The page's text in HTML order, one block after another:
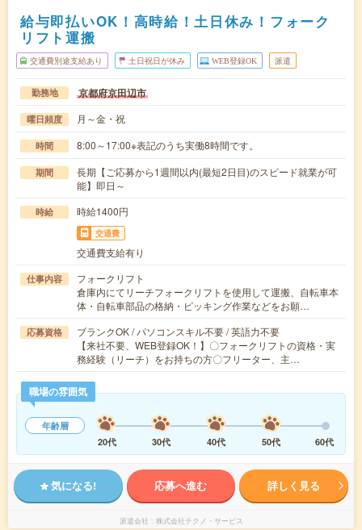
給与即払いOK！高時給！土日休み！フォーク
リフト運搬
交通費別途支給あり 土日祝日が休み WEB登録OK 派遣
勤務地 京都府京田辺市
曜日頻度 月～金・祝
時間 8:00～17:00※表記のうち実働8時間です。
期間
長期【ご応募から1週間以内(最短2日目)のスピード就業が可
能】即日～
時給 時給1400円
交通費
交通費支給有り
仕事内容
フォークリフト
倉庫内にてリーチフォークリフトを使用して運搬、自転車本
体・自転車部品の格納・ピッキング作業などをお願…
応募資格
ブランクOK / パソコンスキル不要 / 英語力不要
【来社不要、WEB登録OK！】〇フォークリフトの資格・実
務経験（リーチ）をお持ちの方〇フリーター、主…
職場の雰囲気
年齢層
20代
30代 40代 50代 60代
気になる! 応募へ進む 詳しく見る
派遣会社 株式会社テクノ・サービス